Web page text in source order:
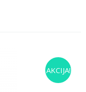
AKCIJA!